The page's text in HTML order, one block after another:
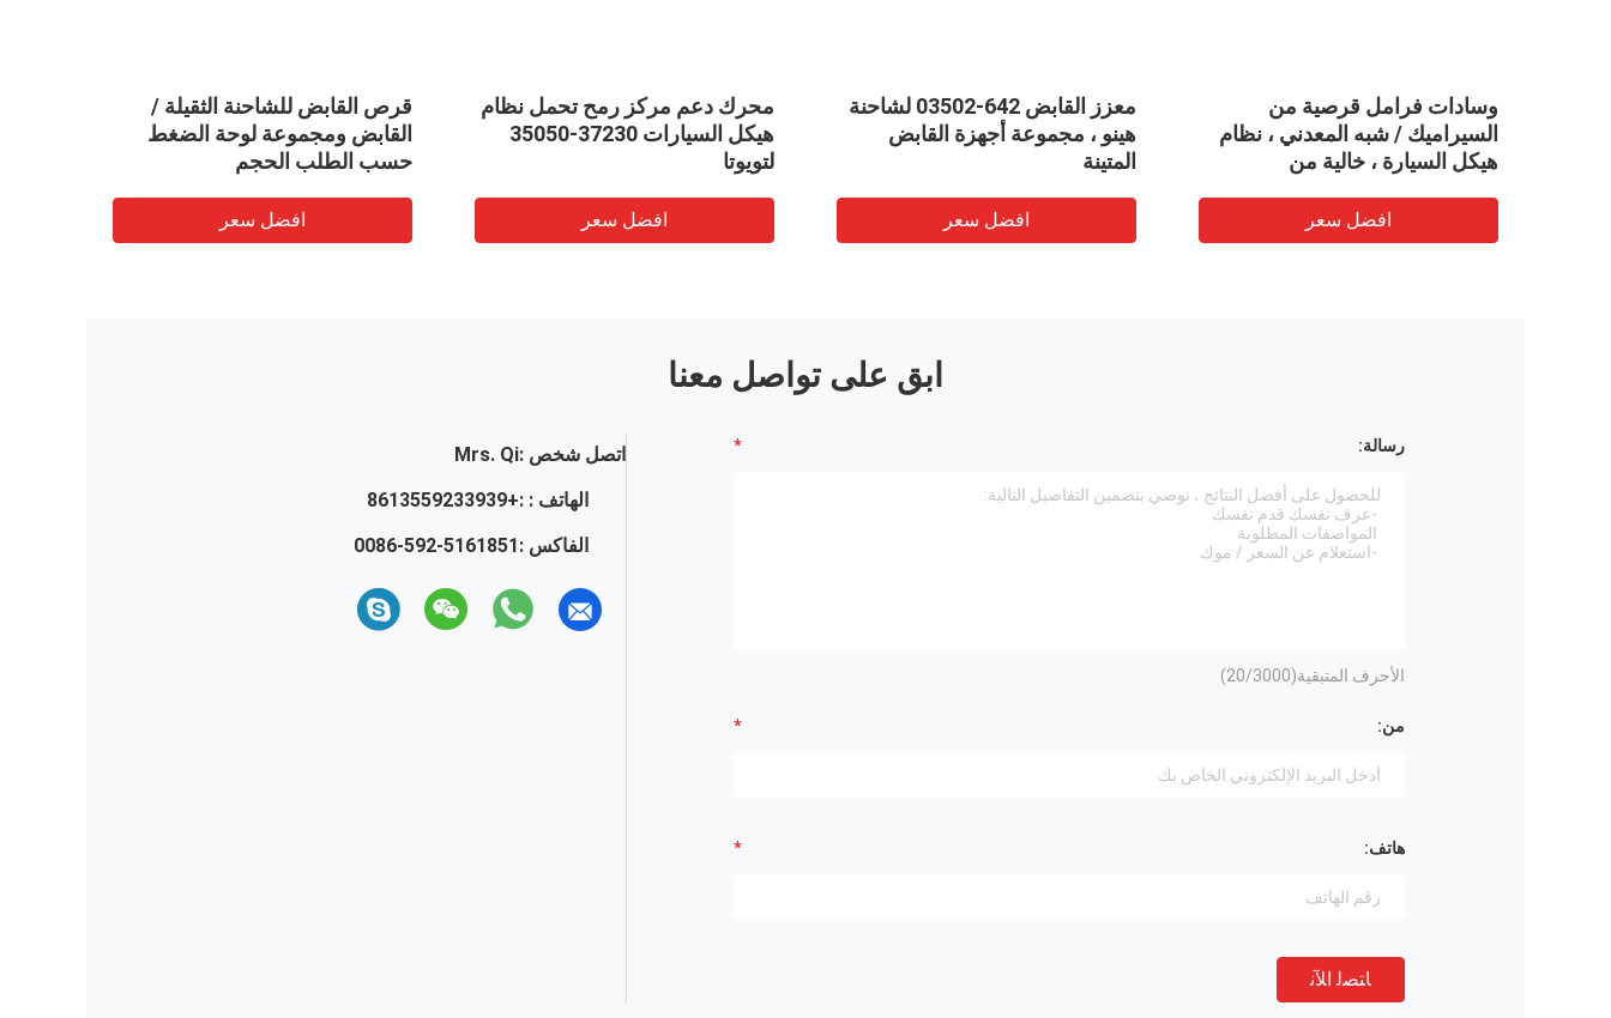
قرص القابض للشاحنة الثقيلة /
القابض ومجموعة لوحة الضغط
حسب الطلب الحجم
افضل سعر
محرك دعم مركز رمح تحمل نظام
هيكل السيارات 37230-35050
لتويوتا
افضل سعر
معزز القابض 642-03502 لشاحنة
هينو ، مجموعة أجهزة القابض
المتينة
افضل سعر
وسادات فرامل قرصية من
السيراميك / شبه المعدني ، نظام
هيكل السيارة ، خالية من
افضل سعر
ابق على تواصل معنا
اتصل شخص :Mrs. Qi
الهاتف : :+8613559233939
الفاكس :0086-592-5161851
رسالة:
الأحرف المتبقية( 20/3000)
من:
هاتف:
ﺎﺘﺼﻟ ﺍﻶﻧ